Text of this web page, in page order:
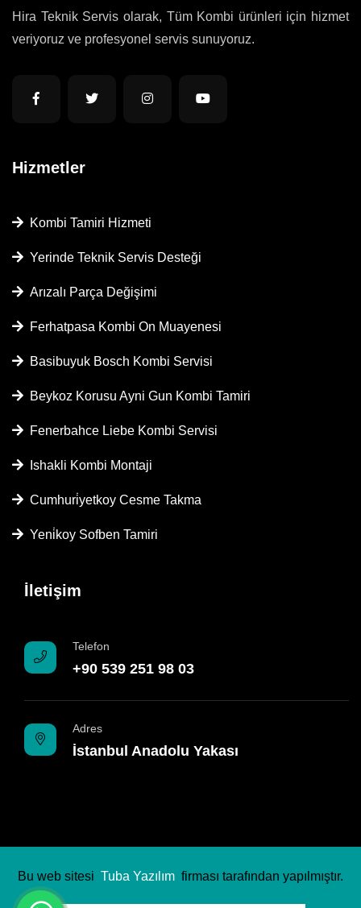
Hira Teknik Servis olarak, Tüm Kombi ürünleri için hizmet
veriyoruz ve profesyonel servis sunuyoruz.
Hizmetler
Kombi Tamiri Hizmeti
Yerinde Teknik Servis Desteği
Arızalı Parça Değişimi
Ferhatpasa Kombi On Muayenesi
Basibuyuk Bosch Kombi Servisi
Beykoz Korusu Ayni Gun Kombi Tamiri
Fenerbahce Liebe Kombi Servisi
Ishakli Kombi Montaji
Cumhuri̇yetkoy Cesme Takma
Yeni̇koy Sofben Tamiri
İletişim
Telefon
+90 539 251 98 03
Adres
İstanbul Anadolu Yakası
Bu web sitesi Tuba Yazılım firması tarafından yapılmıştır.